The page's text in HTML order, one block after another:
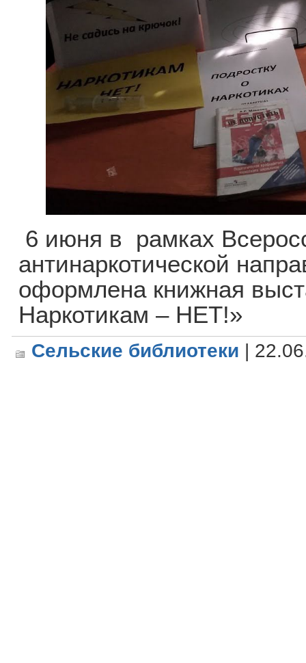
6 июня в рамках
антинаркотической
оформлена книжная
Наркотикам – НЕТ!»
Сельские библиотеки |